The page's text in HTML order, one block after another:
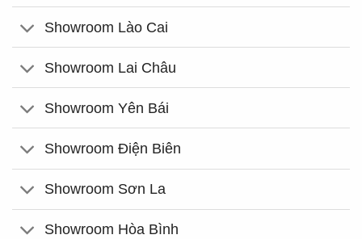
Showroom Lào Cai
Showroom Lai Châu
Showroom Yên Bái
Showroom Điện Biên
Showroom Sơn La
Showroom Hòa Bình